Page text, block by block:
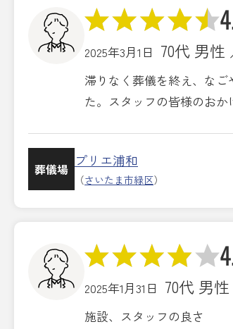
2025年3月1日 70代 男
滞りなく葬儀を終え、な
た。スタッフの皆様のおか
葬儀場 プリエ浦和
（さいたま市緑区）
2025年1月31日 70代 男
施設、スタッフの良さ